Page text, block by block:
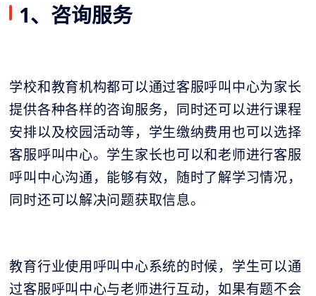
1、咨询服务
学校和教育机构都可以通过客服呼叫中心为家长
提供各种各样的咨询服务，同时还可以进行课程
安排以及校园活动等，学生缴纳费用也可以选择
客服呼叫中心。学生家长也可以和老师进行客服
呼叫中心沟通，能够有效，随时了解学习情况，
同时还可以解决问题获取信息。
教育行业使用呼叫中心系统的时候，学生可以通
过客服呼叫中心与老师进行互动，如果有题不会